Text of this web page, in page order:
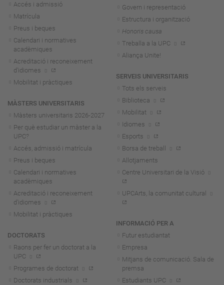
Accés i admissió
Matrícula
Preus i beques
Calendari i normatives
acadèmiques
Acreditació i reconeixement
d'idiomes
Mobilitat i pràctiques
MÀSTERS UNIVERSITARIS
Màsters universitaris 2026-2027
Per què estudiar un màster a la
UPC?
Accés, admissió i matrícula
Preus i beques
Calendari i normatives
acadèmiques
Acreditació i reconeixement
d'idiomes
Mobilitat i pràctiques
DOCTORATS
Raons per fer un doctorat a la
UPC
Programes de doctorat
Doctorats industrials
Govern i representació
Estructura i organització
Honoris causa
Treballa a la UPC
Aliança Unite!
SERVEIS UNIVERSITARIS
Tots els serveis
Biblioteca
Mobilitat
Idiomes
Esports
Borsa de treball
Allotjaments
Centre Universitari de la Visió
UPCArts, la comunitat cultural
INFORMACIÓ PER A
Futur estudiantat
Empresa
Mitjans de comunicació. Sala de
premsa
Estudiants UPC